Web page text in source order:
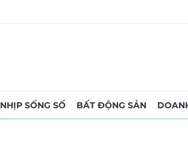
NHỊP SỐNG SỐ BẤT ĐỘNG SẢN